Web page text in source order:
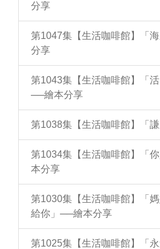
分享
第1047集【生活咖啡館】「
分享
第1043集【生活咖啡館】「活
──繪本分享
第1038集【生活咖啡館】「
第1034集【生活咖啡館】「
本分享
第1030集【生活咖啡館】「
給你」──繪本分享
第1025集【生活咖啡館】「